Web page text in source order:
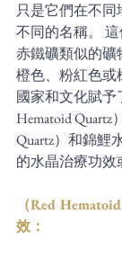
只是它們在不
不同的名稱。
赤鐵礦類似的礦
橙色、粉紅色或
國家和文化賦予
Hematoid
Quartz）和錦鯉
的水晶治療功效
（Red
效：